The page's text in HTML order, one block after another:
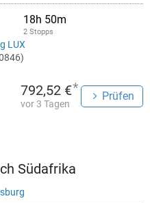
18h 50m
2 Stopps
LUX
792,52 €*
vor 3 Tagen
Prüfen
Südafrika